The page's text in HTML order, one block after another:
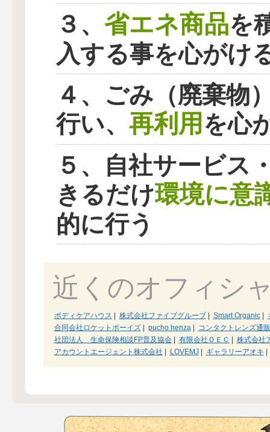
３、 省エネ商品を
入する事を心がけ
４、ごみ（廃棄物
行い、 再利用を心
５、自社サービス
きるだけ環境に意
的に行う
近くのオフィシ
ボディケアハウス 株式会社ファイブグループ| Smart Organic|
合同会社ロケットボーイズ| pucho henza|
コンタクトレンズ通
社団法人 生命保険相談FP普及協会| 有限会社ＯＥＣ
株式会社
アカウントエージェント株式会社
LOVEMJ| ギャラリーアオキ